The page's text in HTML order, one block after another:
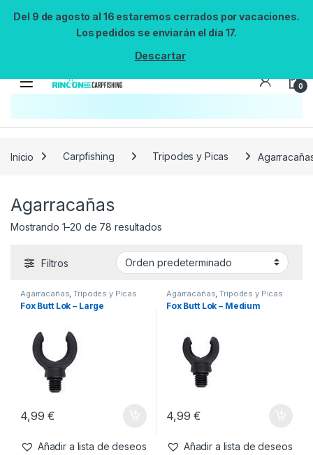
Del 9 de agosto al 16 estaremos cerrados por vacaciones.
Los pedidos se enviarán el día 17.
Descartar
0
Inicio Carpfishing Tripodes y Picas
Agarracañas
Mostrando 1–20 de 78 resultados
Filtros
Agarracañas ,Tripodes y Picas
Fox Butt Lok – Large
4,99€
Añadir a lista de deseos
Agarracañas ,Tripodes y Picas
Fox Butt Lok – Medium
4,99€
Añadir a lista de deseos